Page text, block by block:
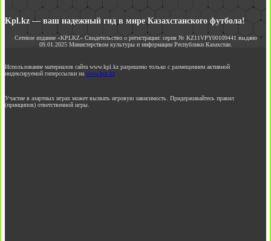
Kpl.kz — ваш надежный гид в мире Казахстанского футбола!
Сетевое издание «KPLKZ» Свидетельство о регистрации: серия № KZ11VPY00109441 выдано
09.01.2025 Министерством культуры и информации Республики Казахстан.
Использование материалов сайта www.kpl.kz разрешено только с размещением активной
индексируемой гиперссылки на www.kpl.kz
Участие в азартных играх может вызвать игровую зависимость. Придерживайтесь правил
(принципов) ответственной игры.